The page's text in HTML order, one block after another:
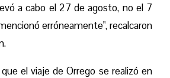
a cabo el 27 de agosto, no el 7
erróneamente", recalcaron
el viaje de Orrego se realizó en